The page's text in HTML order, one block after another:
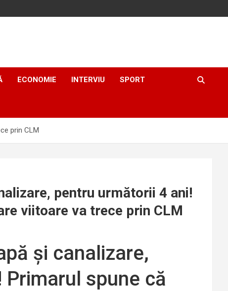
ECONOMIE INTERVIU SPORT
prin CLM
pentru următorii 4 ani!
viitoare va trece prin CLM
și canalizare,
spune că